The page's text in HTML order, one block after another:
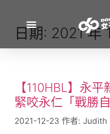
日期: 2021 年
【110HBL】永
緊咬永仁「戰勝自
2021-12-23 作者: Judith